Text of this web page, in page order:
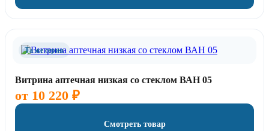
Та же серия
Витрина аптечная низкая со стеклом ВАН 05
от 10 220 ₽
Смотреть товар